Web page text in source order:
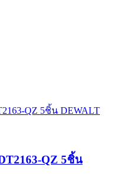
QZ 5ชิ้น